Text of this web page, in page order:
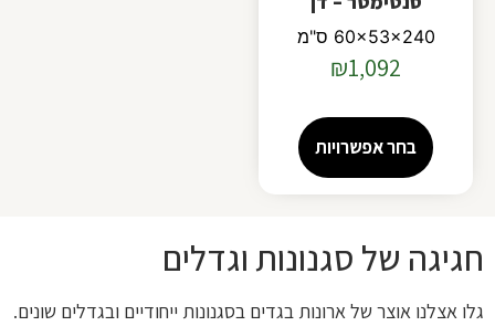
60x53x240 ס"מ
₪1,092
בחר אפשרויות
חגיגה של סגנונות וגדלים
גלו אצלנו אוצר של ארונות בגדים בסגנונות ייחודיים ובגדלים שונים.